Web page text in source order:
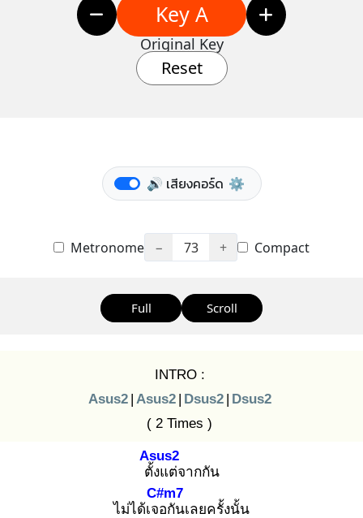
Key A
Original Key
Reset
🔊 เสียงคอร์ด ⚙️
Metronome − 73 + Compact
Full Scroll
INTRO :
Asus2 | Asus2 | Dsus2 | Dsus2
( 2 Times )
ตั้ง
Asus2
แต่จากกัน
ไม่ได้เจอ
C#m7
กันเลยครั้งนั้น